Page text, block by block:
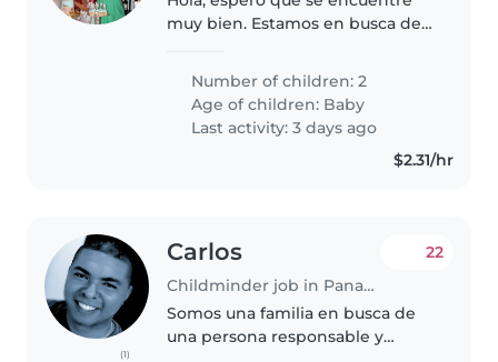
muy bien. Estamos en busca de
de nuestros dos hijos. Somos una
familia respetuosa, amable..
Number of children: 2
Age of children: Baby
Last activity: 3 days ago
$2.31/hr
(1)
Carlos
Childminder job in Panama City
22
Somos una familia en busca de
una persona responsable y